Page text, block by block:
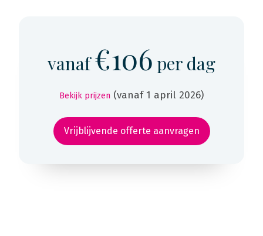
vanaf€106 per dag
Bekijk prijzen (vanaf 1 april 2026)
Vrijblijvende offerte aanvragen